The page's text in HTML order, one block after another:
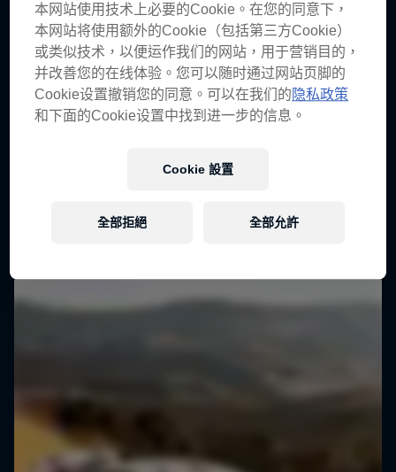
本网站使用技术上必要的Cookie。在您的同意下，
本网站将使用额外的Cookie（包括第三方Cookie）
或类似技术，以便运作我们的网站，用于营销目的，
并改善您的在线体验。您可以随时通过网站页脚的
Cookie设置撤销您的同意。可以在我们的 隐私政策
和下面的Cookie设置中找到进一步的信息。
Cookie 設置
全部拒絕 全部允許